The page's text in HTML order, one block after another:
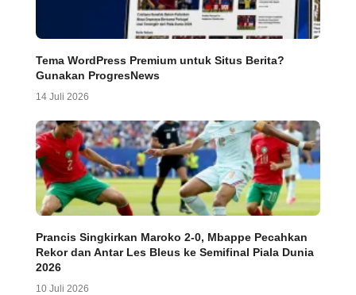
Tema WordPress Premium untuk Situs Berita?
Gunakan ProgresNews
14 Juli 2026
Prancis Singkirkan Maroko 2-0, Mbappe Pecahkan
Rekor dan Antar Les Bleus ke Semifinal Piala Dunia
2026
10 Juli 2026